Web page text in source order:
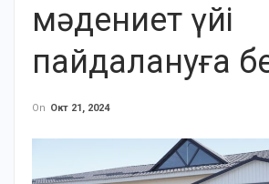
мәдениет үйі
пайдалануға
On Окт 21, 2024